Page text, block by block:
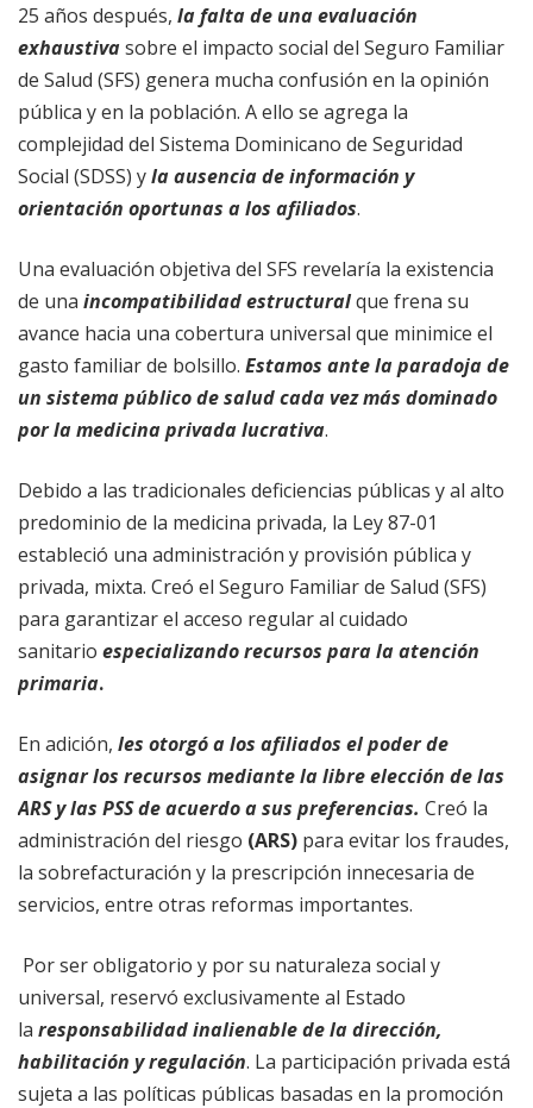
25 años después, la falta de una evaluación
exhaustivasobre el impacto social del Seguro Familiar
de Salud (SFS) genera mucha confusión en la opinión
pública y en la población. A ello se agrega la
complejidad del Sistema Dominicano de Seguridad
Social (SDSS) yla ausencia de información y
orientación oportunas a los afiliados.
Una evaluación objetiva del SFS revelaría la existencia
de una incompatibilidad estructuralque frena su
avance hacia una cobertura universal que minimice el
gasto familiar de bolsillo. Estamos ante la paradoja de
un sistema público de salud cada vez más dominado
por la medicina privada lucrativa.
Debido a las tradicionales deficiencias públicas y al alto
predominio de la medicina privada, la Ley 87-01
estableció una administración y provisión pública y
privada, mixta. Creó el Seguro Familiar de Salud (SFS)
para garantizar el acceso regular al cuidado
sanitario especializando recursos para la atención
primaria.
En adición, les otorgó a los afiliados el poder de
asignar los recursos mediante la libre elección de las
ARS y las PSS de acuerdo a sus preferencias. Creó la
administración del riesgo (ARS) para evitar los fraudes,
la sobrefacturación y la prescripción innecesaria de
servicios, entre otras reformas importantes.
Por ser obligatorio y por su naturaleza social y
universal, reservó exclusivamente al Estado
la responsabilidad inalienable de la dirección,
habilitación y regulación. La participación privada está
sujeta a las políticas públicas basadas en la promoción